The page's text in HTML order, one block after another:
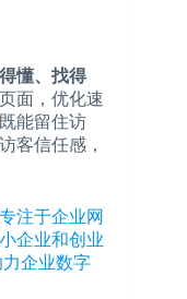
懂、找得
面，优化速
能留住访
客信任感，
注于企业网
企业和创业
企业数字